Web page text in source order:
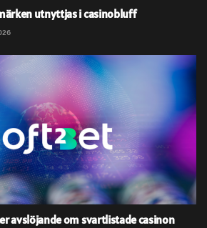
utnyttjas i casinobluff
avslöjande om svartlistade casinon